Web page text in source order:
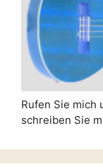
Rufen Sie mich
schreiben Sie